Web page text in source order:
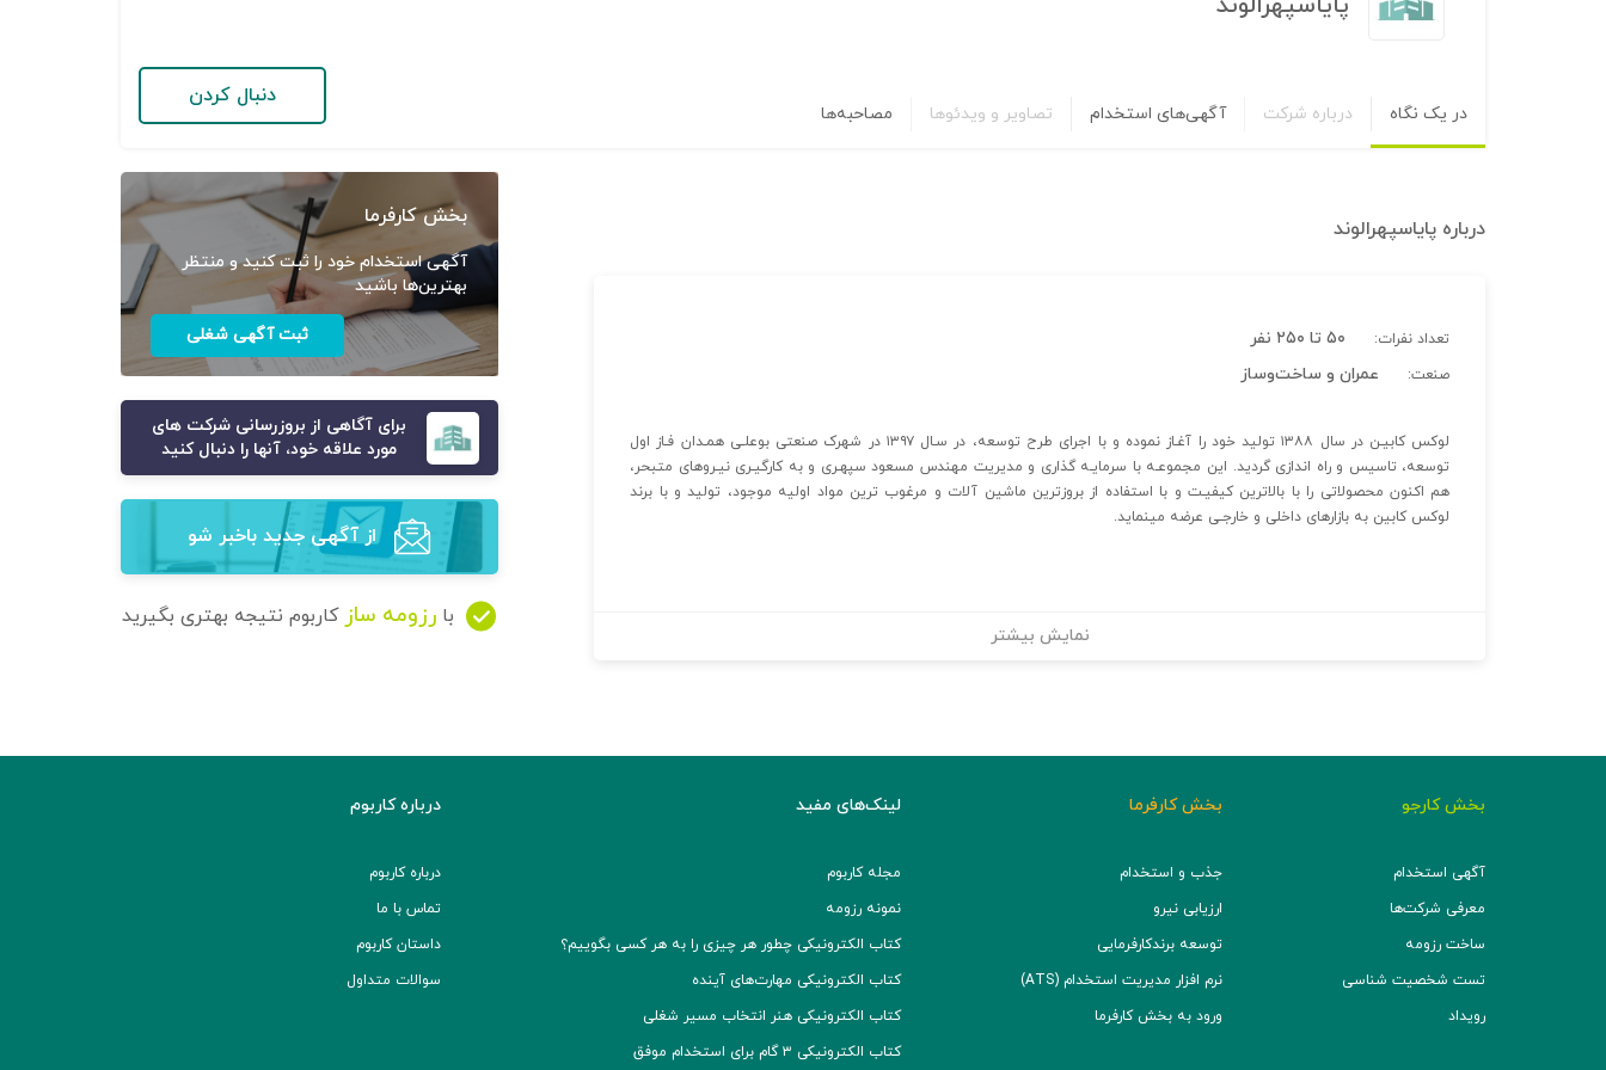
در یک نگاه درباره شرکت آگهی‌های استخدام تصاویر و ویدئوها مصاحبه‌ها
دنبال کردن
درباره پایاسپهرالوند
تعداد نفرات: ۵۰ تا ۲۵۰ نفر
صنعت: عمران و ساخت‌وساز
لوکس کابیـن در سال ۱۳۸۸ تولید خود را آغـاز نموده و با اجرای طرح توسعه، در سـال ۱۳۹۷ در شهرک صنعتی بوعلـی همـدان فـاز اول
توسعه، تاسیس و راه اندازی گردید. این مجموعـه با سرمایـه گذاری و مدیریت مهندس مسعود سپهـری و به کارگیـری نیـروهای متبحر،
هم اکنون محصولاتی را با بالاترین کیفیـت و با استفاده از بروزترین ماشین آلات و مرغوب ترین مواد اولیه موجود، تولید و با برند
لوکس کابین به بازارهای داخلی و خارجـی عرضه مینماید.
نمایش بیشتر
بخش کارفرما
آگهی استخدام خود را ثبت کنید و منتظر
بهترین‌ها باشید
ثبت آگهی شغلی
برای آگاهی از بروزرسانی شرکت های
مورد علاقه خود، آنها را دنبال کنید
از آگهی‌ جدید باخبر شو
با رزومه ساز کاربوم نتیجه بهتری بگیرید
بخش کارجو
آگهی استخدام
معرفی شرکت‌ها
ساخت رزومه
تست شخصیت شناسی
رویداد
بخش کارفرما
جذب و استخدام
ارزیابی نیرو
توسعه برند‌کارفرمایی
نرم افزار مدیریت استخدام (ATS)
ورود به بخش کارفرما
لینک‌های مفید
مجله کاربوم
نمونه رزومه
کتاب الکترونیکی چطور هر چیزی را به هر کسی بگوییم؟
کتاب الکترونیکی مهارت‌های آینده
کتاب الکترونیکی هنر انتخاب مسیر شغلی
کتاب الکترونیکی ۳ گام برای استخدام موفق
درباره کاربوم
درباره کاربوم
تماس با ما
داستان کاربوم
سوالات متداول